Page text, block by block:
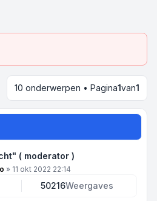
10 onderwerpen • Pagina1van1
( moderator )
» 11 okt 2022 22:14
50216Weergaves